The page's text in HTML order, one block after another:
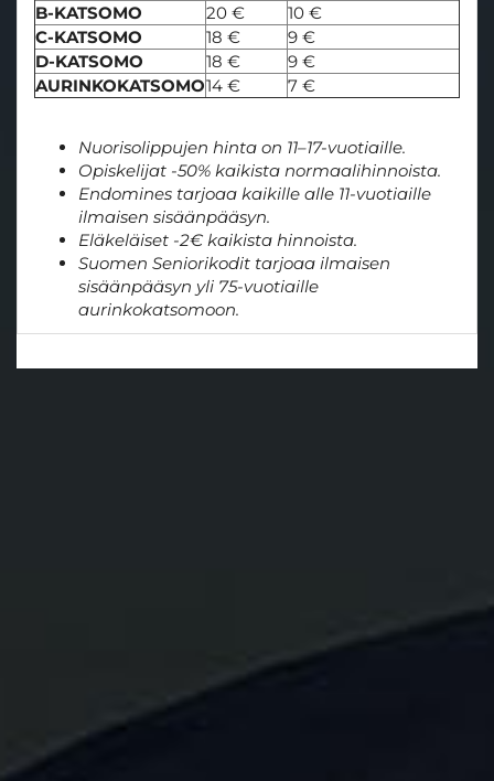
B-KATSOMO
20 €
10 €
C-KATSOMO
18 €
9 €
D-KATSOMO
18 €
9 €
AURINKOKATSOMO14 € 7 €
Nuorisolippujen hinta on 11–17-vuotiaille.
Opiskelijat -50% kaikista normaalihinnoista.
Endomines tarjoaa kaikille alle 11-vuotiaille
ilmaisen sisäänpääsyn.
Eläkeläiset -2€ kaikista hinnoista.
Suomen Seniorikodit tarjoaa ilmaisen
sisäänpääsyn yli 75-vuotiaille
aurinkokatsomoon.